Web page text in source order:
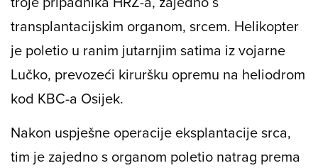
transplantacijskim organom, srcem. Helikopter
je poletio u ranim jutarnjim satima iz vojarne
Lučko, prevozeći kiruršku opremu na heliodrom
kod KBC-a Osijek.
Nakon uspješne operacije eksplantacije srca,
tim je zajedno s organom poletio natrag prema